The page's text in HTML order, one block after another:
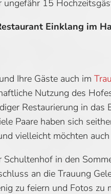
15
Einklang im
Ihre Gäste auch im
Nutzung des
Restaurierung in das
Paare haben sich
vielleicht möchten
in den
an die Trauung
zu feiern und Fotos zu